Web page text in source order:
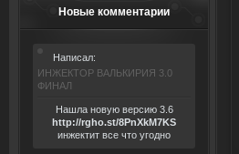
Новые комментарии
Написал:
ИНЖЕКТОР ВАЛЬКИРИЯ 3.0
ФИНАЛ
Нашла новую версию 3.6
http://rgho.st/8PnXkM7KS
инжектит все что угодно